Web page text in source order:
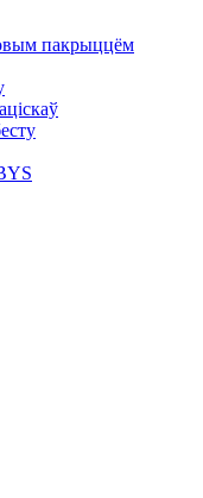
пакрыццём